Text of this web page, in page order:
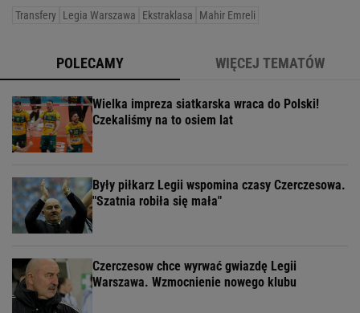
Transfery Legia Warszawa Ekstraklasa Mahir Emreli
POLECAMY WIĘCEJ TEMATÓW
Wielka impreza siatkarska wraca do Polski!
Czekaliśmy na to osiem lat
Były piłkarz Legii wspomina czasy Czerczesowa.
"Szatnia robiła się mała"
Czerczesow chce wyrwać gwiazdę Legii
Warszawa. Wzmocnienie nowego klubu